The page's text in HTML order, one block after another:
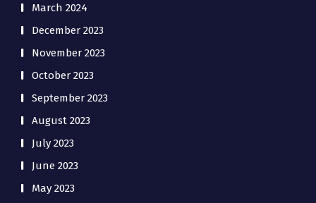
March 2024
December 2023
November 2023
October 2023
September 2023
August 2023
July 2023
June 2023
May 2023